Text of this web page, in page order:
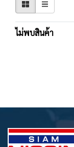
ไม่พบสินค้า